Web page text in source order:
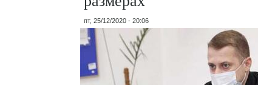
пт, 25/12/2020 - 20:06